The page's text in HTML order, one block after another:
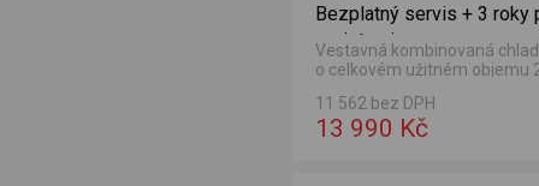
Bezplatný servis + 3 roky
registraci
Vestavná kombinovaná
o celkovém užitném objemu
mrazničky 68 l.
11 562 bez DPH
13 990 Kč